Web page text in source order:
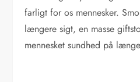
farligt for os mennesker.
længere sigt, en masse
mennesket sundhed på